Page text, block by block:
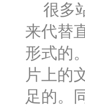
很多
来代替
形式的
片上的
足的。